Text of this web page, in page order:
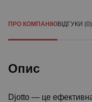
ПРО КОМПАНІЮВІДГУКИ (0)
Опис
Djotto — це